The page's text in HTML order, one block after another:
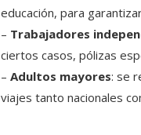
educación, para
– Trabajadores
ciertos casos, pólizas
–Adultos mayores: se
viajes tanto nacionales